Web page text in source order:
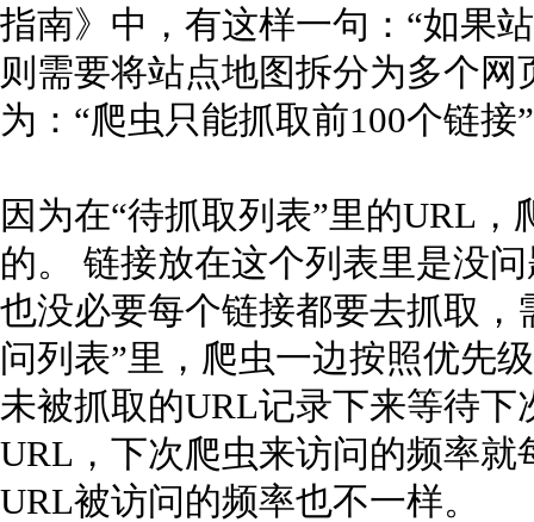
指南》中，有这样一句：“如果
则需要将站点地图拆分为多个
为：“爬虫只能抓取前100个链接
因为在“待抓取列表”里的URL
的。 链接放在这个列表里是没
也没必要每个链接都要去抓取
问列表”里，爬虫一边按照优先
未被抓取的URL记录下来等待
URL，下次爬虫来访问的频率
URL被访问的频率也不一样。